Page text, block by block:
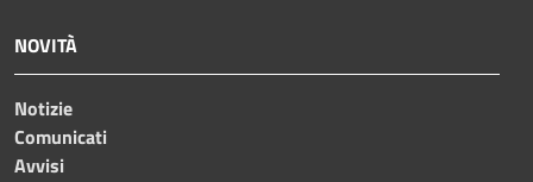
NOVITÀ
Notizie
Comunicati
Avvisi